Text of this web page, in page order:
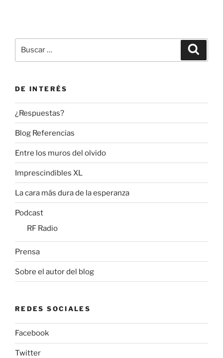
por:
DE INTERÉS
¿Respuestas?
Blog Referencias
Entre los muros del olvido
Imprescindibles XL
La cara más dura de la esperanza
Podcast
RF Radio
Prensa
Sobre el autor del blog
REDES SOCIALES
Facebook
Twitter